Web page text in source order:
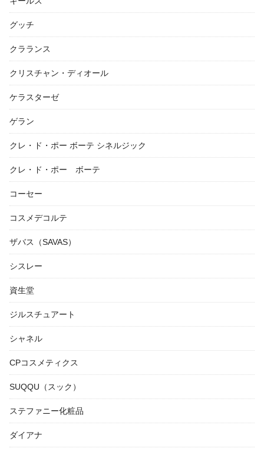
グッチ
クラランス
クリスチャン・ディオール
ケラスターゼ
ゲラン
クレ・ド・ポー ボーテ シネルジック
クレ・ド・ポー ボーテ
コーセー
コスメデコルテ
ザバス（SAVAS）
シスレー
資生堂
ジルスチュアート
シャネル
CPコスメティクス
SUQQU（スック）
ステファニー化粧品
ダイアナ